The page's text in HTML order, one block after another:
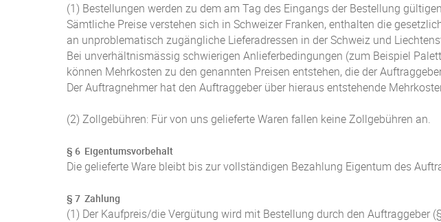
(1) Bestellungen werden zu dem am Tag des Eingangs der Bestellung
Sämtliche Preise verstehen sich in Schweizer Franken, enthalten die
an unproblematisch zugängliche Lieferadressen in der Schweiz und
Bei unverhältnismässig schwierigen Anlieferbedingungen (zum Beispiel
können Mehrkosten zu den genannten Preisen entstehen, die der
Der Auftragnehmer hat den Auftraggeber über hieraus entstehende
(2) Zollgebühren: Für von uns gelieferte Waren fallen keine Zollgebühren an.
§ 6 Eigentumsvorbehalt
Die gelieferte Ware bleibt bis zur vollständigen Bezahlung Eigentum des
§ 7 Zahlung
(1) Der Kaufpreis/die Vergütung wird mit Bestellung durch den Auftraggeber